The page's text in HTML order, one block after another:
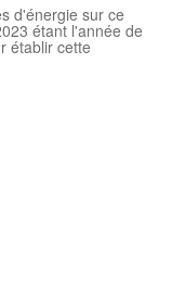
d'énergie sur ce
étant l'année de
établir cette